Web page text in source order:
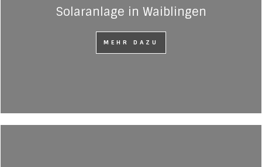
Solaranlage in Waiblingen
MEHR DAZU